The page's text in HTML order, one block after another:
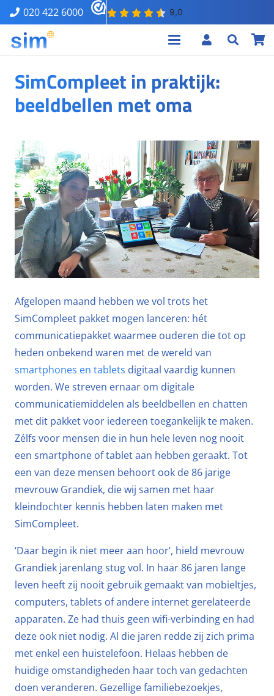
020 422 6000
SimCompleet in praktijk:
beeldbellen met oma
Afgelopen maand hebben we vol trots het
SimCompleet pakket mogen lanceren: hét
communicatiepakket waarmee ouderen die tot op
heden onbekend waren met de wereld van
smartphones en tablets digitaal vaardig kunnen
worden. We streven ernaar om digitale
communicatiemiddelen als beeldbellen en chatten
met dit pakket voor iedereen toegankelijk te maken.
Zélfs voor mensen die in hun hele leven nog nooit
een smartphone of tablet aan hebben geraakt. Tot
een van deze mensen behoort ook de 86 jarige
mevrouw Grandiek, die wij samen met haar
kleindochter kennis hebben laten maken met
SimCompleet.
‘Daar begin ik niet meer aan hoor’, hield mevrouw
Grandiek jarenlang stug vol. In haar 86 jaren lange
leven heeft zij nooit gebruik gemaakt van mobieltjes,
computers, tablets of andere internet gerelateerde
apparaten. Ze had thuis geen wifi-verbinding en had
deze ook niet nodig. Al die jaren redde zij zich prima
met enkel een huistelefoon. Helaas hebben de
huidige omstandigheden haar toch van gedachten
doen veranderen. Gezellige familiebezoekjes,